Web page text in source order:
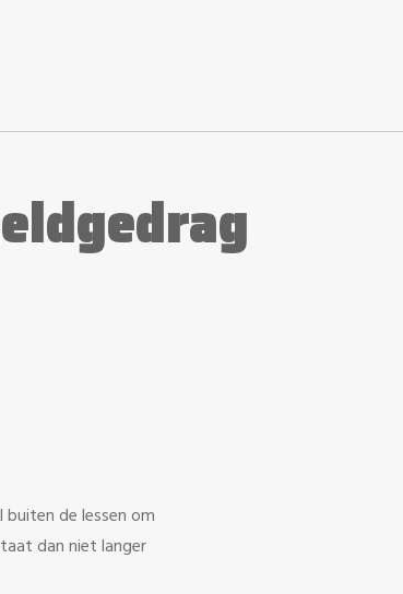
de lessen om
dan niet langer